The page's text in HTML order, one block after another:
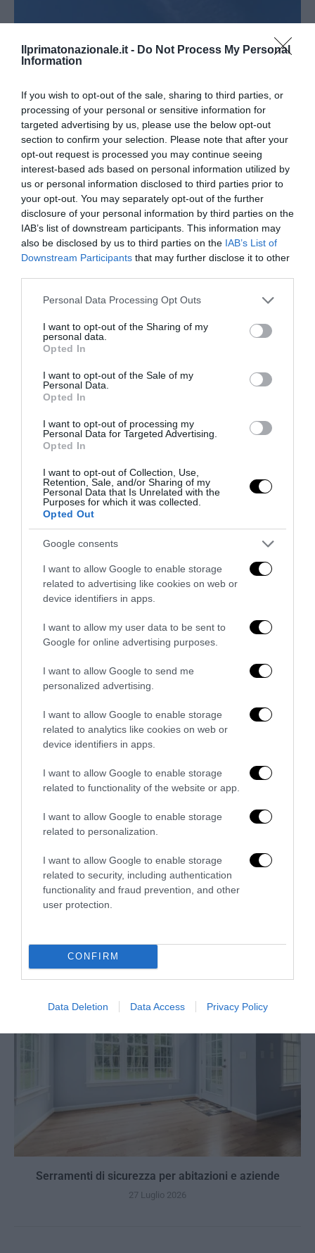
Ilprimatonazionale.it - Do Not Process My Personal
Information
If you wish to opt-out of the sale, sharing to third parties, or
processing of your personal or sensitive information for
targeted advertising by us, please use the below opt-out
section to confirm your selection. Please note that after your
opt-out request is processed you may continue seeing
interest-based ads based on personal information utilized by
us or personal information disclosed to third parties prior to
your opt-out. You may separately opt-out of the further
disclosure of your personal information by third parties on the
IAB’s list of downstream participants. This information may
also be disclosed by us to third parties on the IAB’s List of
Downstream Participants that may further disclose it to other
Please note that this website/app uses one or more Google
not limited to your visit or usage behaviour. You may click to
grant or deny consent to Google and its third-party tags to
use your data for below specified purposes in below Google
consent section.
Personal Data Processing Opt Outs
I want to opt-out of the Sharing of my
personal data.
Opted In
I want to opt-out of the Sale of my
Personal Data.
Opted In
I want to opt-out of processing my
Personal Data for Targeted Advertising.
Opted In
I want to opt-out of Collection, Use,
Retention, Sale, and/or Sharing of my
Personal Data that Is Unrelated with the
Purposes for which it was collected.
Opted Out
Google consents
I want to allow Google to enable storage
related to advertising like cookies on web or
device identifiers in apps.
I want to allow my user data to be sent to
Google for online advertising purposes.
I want to allow Google to send me
personalized advertising.
I want to allow Google to enable storage
related to analytics like cookies on web or
device identifiers in apps.
I want to allow Google to enable storage
related to functionality of the website or app.
I want to allow Google to enable storage
related to personalization.
I want to allow Google to enable storage
related to security, including authentication
functionality and fraud prevention, and other
user protection.
CONFIRM
Data Deletion Data Access Privacy Policy
Ristrutturazione completa di appartamenti
27 Luglio 2026
Valutazione valore Rolex
Finestre in PVC con isolamento acustico
27 Luglio 2026
Serramenti di sicurezza per abitazioni e aziende
27 Luglio 2026